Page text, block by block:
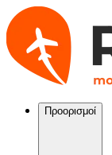
Προορισμοί